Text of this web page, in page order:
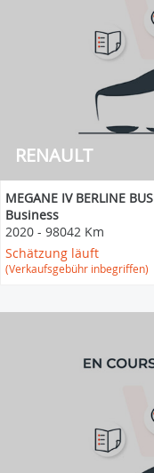
RENAULT
MEGANE IV BERLINE
Business
2020 - 98042 Km
Schätzung läuft
(Verkaufsgebühr inbegriffen)